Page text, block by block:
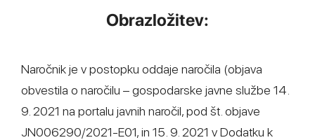
Obrazložitev:
Naročnik je v postopku oddaje naročila (objava
obvestila o naročilu – gospodarske javne službe 14.
9. 2021 na portalu javnih naročil, pod št. objave
JN006290/2021-E01, in 15. 9. 2021 v Dodatku k